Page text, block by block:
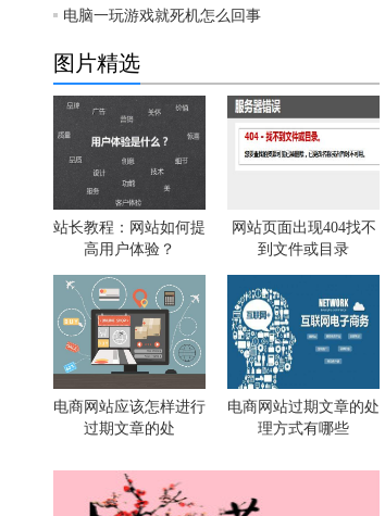
电脑一玩游戏就死机怎么回事
图片精选
站长教程：网站如何提
高用户体验？
网站页面出现404找不
到文件或目录
电商网站应该怎样进行
过期文章的处
电商网站过期文章的处
理方式有哪些